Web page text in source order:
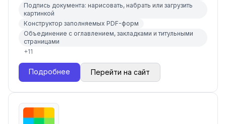
Подпись документа: нарисовать, набрать или загрузить
картинкой
Конструктор заполняемых PDF-форм
Объединение с оглавлением, закладками и титульными
страницами
+11
Подробнее Перейти на сайт